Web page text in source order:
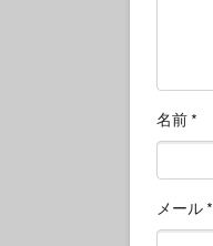
名前 *
メール *